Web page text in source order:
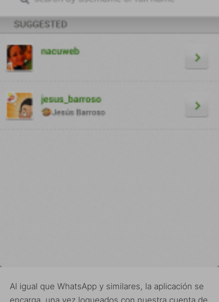
Al igual que WhatsApp y similares, la aplicación se